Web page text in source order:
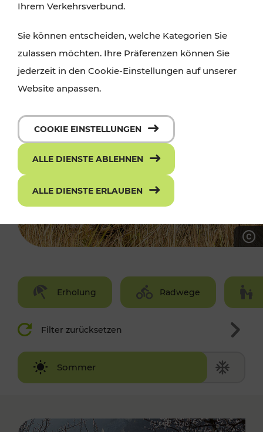
Erholung Radwege
Filter zurücksetzen
Sommer
Winter
Ihrem Verkehrsverbund.
Sie können entscheiden, welche Kategorien Sie
zulassen möchten. Ihre Präferenzen können Sie
jederzeit in den Cookie-Einstellungen auf unserer
Website anpassen.
COOKIE EINSTELLUNGEN
ALLE DIENSTE ABLEHNEN
ALLE DIENSTE ERLAUBEN